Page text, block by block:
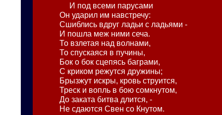
И под всеми парусами
Он ударил им навстречу:
Сшиблись вдруг ладьи с ладьями -
И пошла меж ними сеча.
То взлетая над волнами,
То спускаяся в пучины,
Бок о бок сцепясь баграми,
С криком режутся дружины;
Брызжут искры, кровь струится,
Треск и вопль в бою сомкнутом,
До заката битва длится, -
Не сдаются Свен со Кнутом.